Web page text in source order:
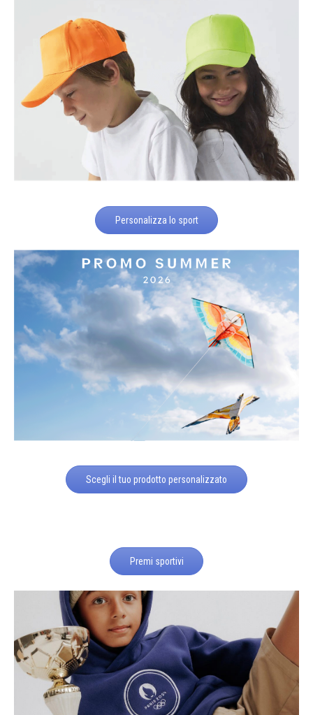
Personalizza lo sport
Scegli il tuo prodotto personalizzato
Premi sportivi